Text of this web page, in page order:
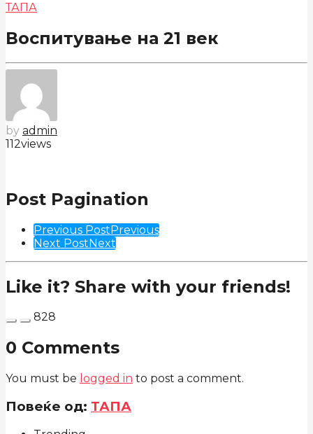
ТАПА
Воспитување на 21 век
by admin
112views
Post Pagination
Previous PostPrevious
Next PostNext
Like it? Share with your friends!
828
0 Comments
You must be logged in to post a comment.
Повеќе од: ТАПА